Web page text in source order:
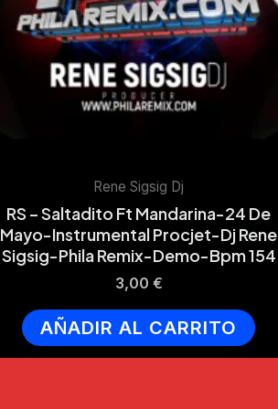
Rene Sigsig Dj
RS – Saltadito Ft Mandarina-24 De
Mayo-Instrumental Procjet-Dj Rene
Sigsig-Phila Remix-Demo-Bpm 154
3,00 €
AÑADIR AL CARRITO